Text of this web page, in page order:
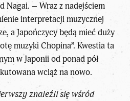
Nagai. – Wraz z nadejściem
interpretacji muzycznej
a Japończycy będą mieć duży
muzyki Chopina”. Kwestia ta
w Japonii od ponad pół
wciąż na nowo.
znaleźli się wśród